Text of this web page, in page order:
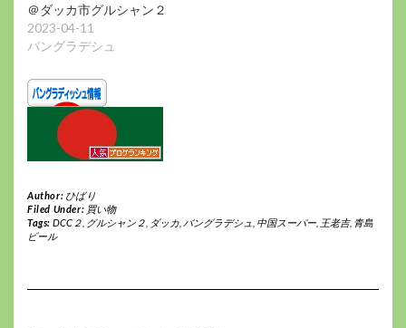
＠ダッカ市グルシャン２
2023-04-11
バングラデシュ
Author: ひばり
Filed Under: 買い物
Tags: DCC２ グルシャン２ ダッカ, バングラデシュ 中国スーパー, 王老吉, 青島
ビール